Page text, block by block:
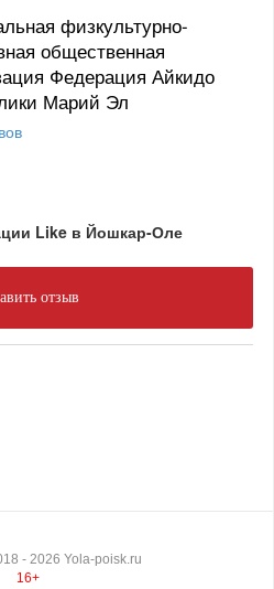
физкультурно-
общественная
Федерация Айкидо
Марий Эл
Like в Йошкар-Оле
отзыв
- 2026 Yola-poisk.ru
16+